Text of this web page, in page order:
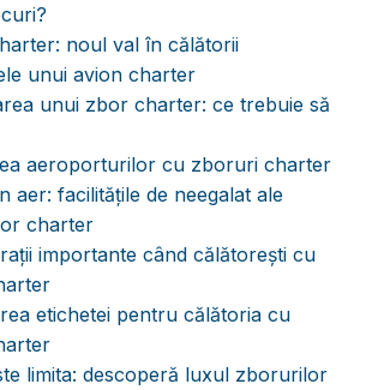
noul val în călătorii
unui avion charter
unui zbor charter: ce trebuie să
aeroporturilor cu zboruri charter
aer: facilitățile de neegalat ale
charter
importante când călătorești cu
etichetei pentru călătoria cu
limita: descoperă luxul zborurilor